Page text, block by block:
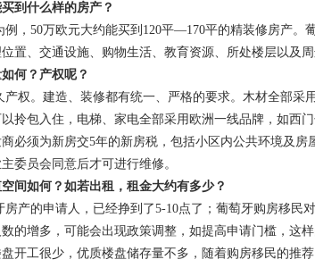
到什么样的房产？
50万欧元大约能买到120平—170平的精装修房产。
置、交通设施、购物生活、教育资源、所处楼层以及周
何？产权呢？
。建造、装修都有统一、严格的要求。木材全部采
拎包入住，电梯、家电全部采用欧洲一线品牌，如西门
必须为新房交5年的新房税，包括小区内公共环境及房
委员会同意后才可进行维修。
间如何？如若出租，租金大约有多少？
的申请人，已经挣到了5-10点了；葡萄牙购房移民
的增多，可能会出现政策调整，如提高申请门槛，这
开工很少，优质楼盘储存量不多，随着购房移民的推